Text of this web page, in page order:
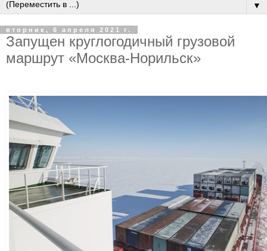
▼
вторник, 6 апреля 2021 г.
Запущен круглогодичный грузовой
маршрут «Москва-Норильск»